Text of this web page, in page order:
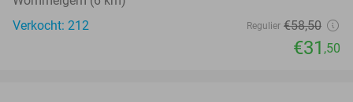
Verkocht: 212
Regulier €58,50
€31 ,50